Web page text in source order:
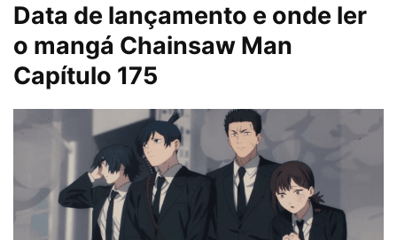
Data de lançamento e onde ler
o mangá Chainsaw Man
Capítulo 175